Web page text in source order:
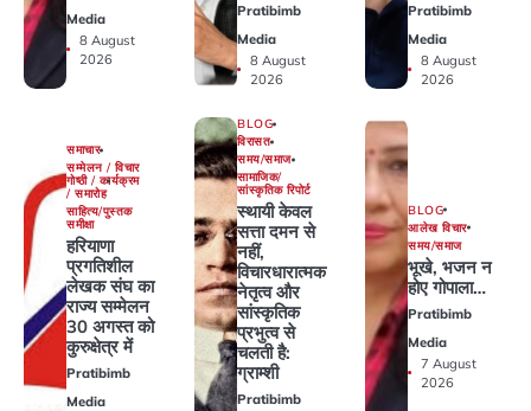
Media
8 August
2026
Pratibimb
Media
8 August
2026
Pratibimb
Media
8 August
2026
समाचार
सम्मेलन / विचार
गोष्ठी / कार्यक्रम
/ समारोह
साहित्य/पुस्तक
समीक्षा
हरियाणा
प्रगतिशील
लेखक संघ का
राज्य सम्मेलन
30 अगस्त को
कुरुक्षेत्र में
Pratibimb
Media
BLOG
विरासत
समय/समाज
सामाजिक/
सांस्कृतिक रिपोर्ट
स्थायी केवल
सत्ता दमन से
नहीं,
विचारधारात्मक
नेतृत्व और
सांस्कृतिक
प्रभुत्व से
चलती है:
ग्राम्शी
Pratibimb
BLOG
आलेख विचार
समय/समाज
भूखे, भजन न
होए गोपाला…
Pratibimb
Media
7 August
2026